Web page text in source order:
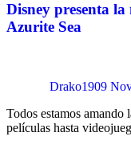
Disney presenta
Azurite Sea
Drako1909
Todos estamos amando
películas hasta